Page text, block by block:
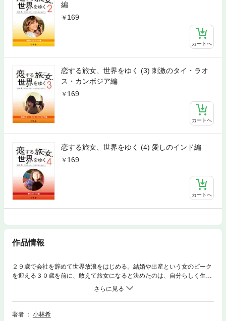
編
169
カートへ
恋する旅女、世界をゆく (3) 刺激のタイ・ラオ
ス・カンボジア編
169
カートへ
恋する旅女、世界をゆく (4) 愛しのインド編
169
カートへ
作品情報
２９歳で会社を辞めて世界放浪をはじめる。結婚や出産という女のピーク
を迎える３０歳を前に、敢えて旅女になると決めたのは、自分らしく生き
ることへの挑戦だった。出発の夜、「旅で素敵な女性になるのよ！」と言
って家を出た。旅の一発目、ドキドキワクワクするなか、旅女が向かった
のは惑星のような火山の村。それから異国情緒たっぷりの古都ソロや死ぬ
までに必ず訪れたかった世界遺産ボロブドゥールなどインドネシアを放
著者
小林希